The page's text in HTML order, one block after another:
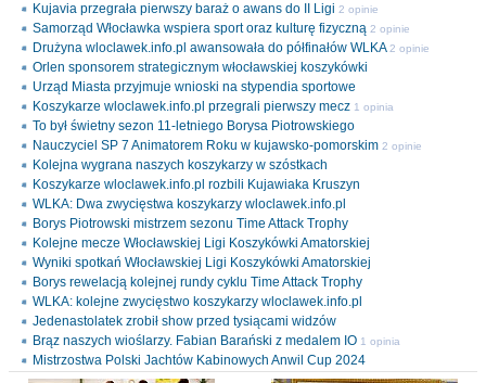
Kujavia przegrała pierwszy baraż o awans do II Ligi 2 opinie
Samorząd Włocławka wspiera sport oraz kulturę fizyczną 2 opinie
Drużyna wloclawek.info.pl awansowała do półfinałów WLKA 2 opinie
Orlen sponsorem strategicznym włocławskiej koszykówki
Urząd Miasta przyjmuje wnioski na stypendia sportowe
Koszykarze wloclawek.info.pl przegrali pierwszy mecz 1 opinia
To był świetny sezon 11-letniego Borysa Piotrowskiego
Nauczyciel SP 7 Animatorem Roku w kujawsko-pomorskim 2 opinie
Kolejna wygrana naszych koszykarzy w szóstkach
Koszykarze wloclawek.info.pl rozbili Kujawiaka Kruszyn
WLKA: Dwa zwycięstwa koszykarzy wloclawek.info.pl
Borys Piotrowski mistrzem sezonu Time Attack Trophy
Kolejne mecze Włocławskiej Ligi Koszykówki Amatorskiej
Wyniki spotkań Włocławskiej Ligi Koszykówki Amatorskiej
Borys rewelacją kolejnej rundy cyklu Time Attack Trophy
WLKA: kolejne zwycięstwo koszykarzy wloclawek.info.pl
Jedenastolatek zrobił show przed tysiącami widzów
Brąz naszych wioślarzy. Fabian Barański z medalem IO 1 opinia
Mistrzostwa Polski Jachtów Kabinowych Anwil Cup 2024